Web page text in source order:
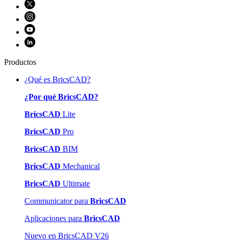
Productos
¿Qué es BricsCAD?
¿Por qué BricsCAD?
BricsCAD Lite
BricsCAD Pro
BricsCAD BIM
BricsCAD Mechanical
BricsCAD Ultimate
Communicator para BricsCAD
Aplicaciones para BricsCAD
Nuevo en BricsCAD V26